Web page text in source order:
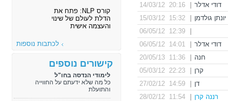
דודי אדלר
20:16 14/03/12
יונתן גולדמן
15:32 15/03/12
12:39 06/05/12
דודי אדלר
14:01 06/05/12
חנה
11:36 20/05/13
קרן
22:23 05/03/12
דן
14:59 27/02/12
רננה קרן
11:54 28/02/12
קורס NLP: פתח את
הדלת לעולם של שינוי
והעצמה אישית
לכתבות נוספות
קישורים נוספים
לימודי הנדסה בחו"ל
כל מה שלא ידעתם על החווייה
והתועלת